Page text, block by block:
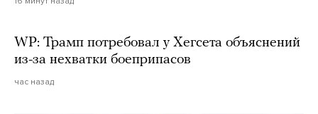
WP: Трамп потребовал у Хегсета объяснений
из-за нехватки боеприпасов
час назад